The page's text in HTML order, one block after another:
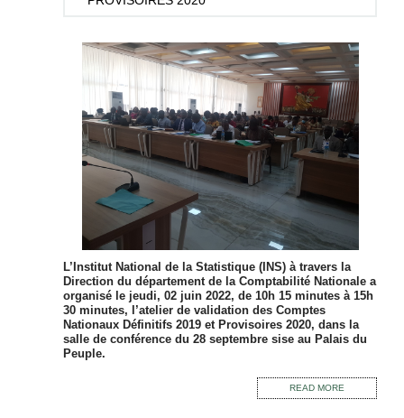
L’Institut National de la Statistique (INS) à travers la
Direction du département de la Comptabilité Nationale a
organisé le jeudi, 02 juin 2022, de 10h 15 minutes à 15h
30 minutes, l’atelier de validation des Comptes
Nationaux Définitifs 2019 et Provisoires 2020, dans la
salle de conférence du 28 septembre sise au Palais du
Peuple.
READ MORE